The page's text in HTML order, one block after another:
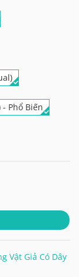
Phổ Biến
Vật Giả Có Dây